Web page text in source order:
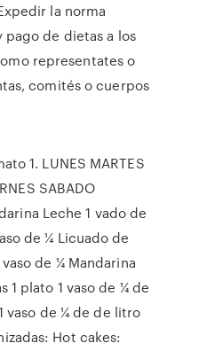
la norma
de dietas a los
representates o
comités o cuerpos
1. LUNES MARTES
SABADO
Leche 1 vado de
de ¼ Licuado de
de ¼ Mandarina
1 plato 1 vaso de ¼ de
vaso de ¼ de de litro
Hot cakes: